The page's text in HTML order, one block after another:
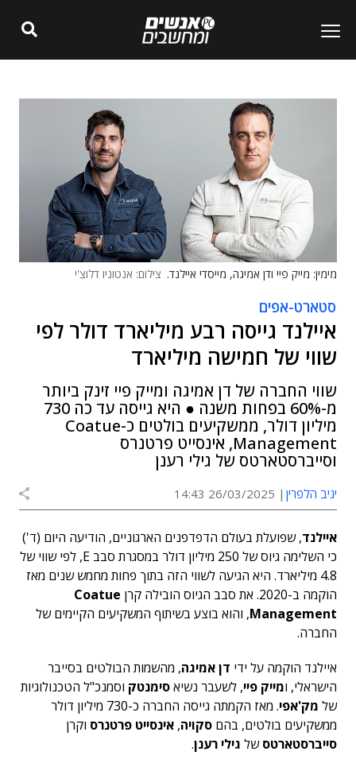
מימין: מייק פיי ודן אמיגה, מייסדי איילנד. צילום: אנטוניו דלוצ'י
סטארט-אפים
איילנד גייסה רבע מיליארד דולר לפי
שווי של חמישה מיליארד
שווי החברה של דן אמיגה ומייק פיי זינק ביותר
מ-60% בפחות משנה ● היא גייסה עד כה 730
מיליון דולר, ממשקיעים בולטים כ-Coatue
Management, אינסייט פרטנרס
וסייברסטארטס של גילי רענן
יניב הלפרין 26/03/2025 14:43
איילנד, שפועלת בעולם הדפדפנים הארגוניים, הודיעה היום (ד')
כי השלימה גיוס של 250 מיליון דולר במסגרת סבב E, לפי שווי של
4.8 מיליארד. היא הגיעה לשווי הזה בתוך פחות מחמש שנים מאז
הוקמה ב-2020. את סבב הגיוס הובילה קרן
Coatue
Management, והוא בוצע בשיתוף המשקיעים הקיימים של
החברה.
איילנד הוקמה על ידי דן אמיגה, מהשמות הבולטים בסייבר
הישראלי, ומייק פיי, לשעבר נשיאסימנטק וסמנכ"ל הטכנולוגיות
של מק'אפי
. מאז הקמתה גייסה החברה כ-730 מיליון דולר
ממשקיעים בולטים, בהם סקויה, אינסייט פרטנרס וקרן
סייברסטארטסשל גילי רענן.